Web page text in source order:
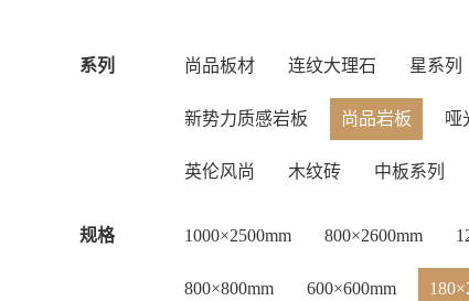
系列 尚品板材 连纹大理石 星系列
新势力质感岩板 尚品岩板 哑
英伦风尚 木纹砖 中板系列
规格 1000×2500mm 800×2600mm
800×800mm 600×600mm